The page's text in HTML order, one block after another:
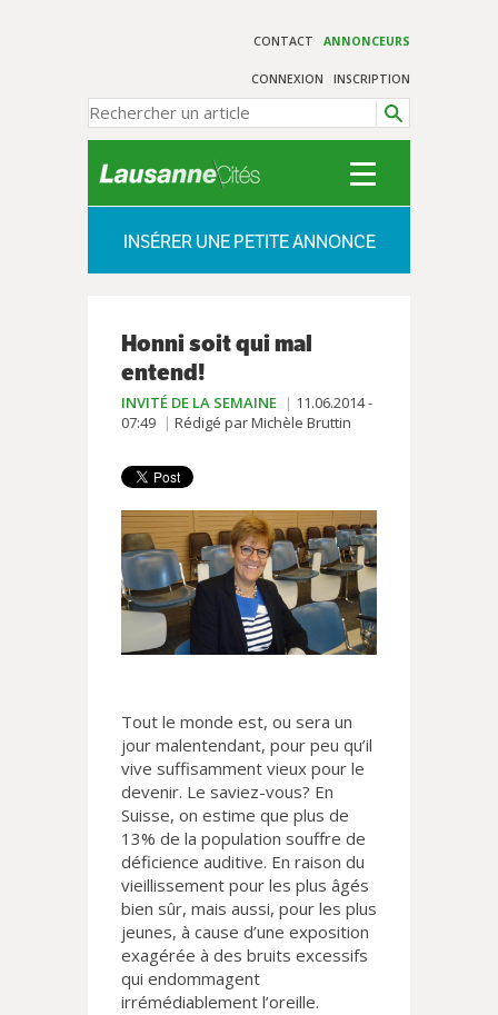
CONTACT ANNONCEURS
CONNEXION INSCRIPTION
INSÉRER UNE PETITE ANNONCE
Honni soit qui mal
entend!
INVITÉ DE LA SEMAINE
11.06.2014 -
07:49
Rédigé par Michèle Bruttin
Tout le monde est, ou sera un
jour malentendant, pour peu qu’il
vive suffisamment vieux pour le
devenir. Le saviez-vous? En
Suisse, on estime que plus de
13% de la population souffre de
déficience auditive. En raison du
vieillissement pour les plus âgés
bien sûr, mais aussi, pour les plus
jeunes, à cause d’une exposition
exagérée à des bruits excessifs
qui endommagent
irrémédiablement l’oreille.